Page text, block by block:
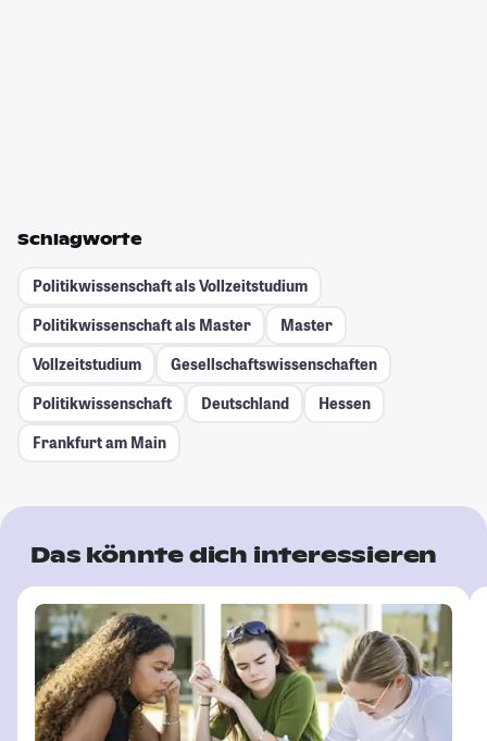
Schlagworte
Politikwissenschaft als Vollzeitstudium
Politikwissenschaft als Master
Master
Vollzeitstudium
Gesellschafts­wissenschaften
Politikwissenschaft
Deutschland
Hessen
Frankfurt am Main
Das könnte dich interessieren